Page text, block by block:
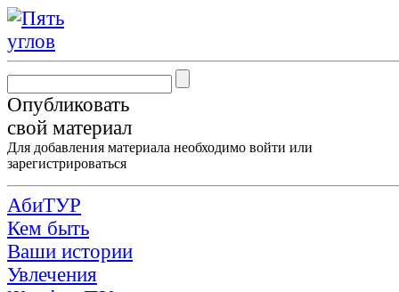
Опубликовать
свой материал
Для добавления материала необходимо войти или
зарегистрироваться
АбиТУР
Кем быть
Ваши истории
Увлечения